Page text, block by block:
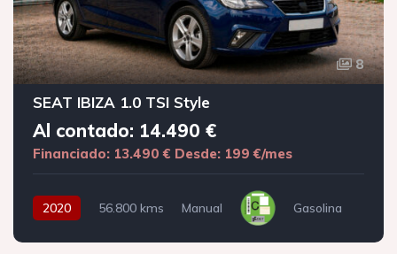
8
SEAT IBIZA 1.0 TSI Style
Al contado: 14.490 €
Financiado: 13.490 € Desde: 199 €/mes
2020 56.800 kms Manual Gasolina